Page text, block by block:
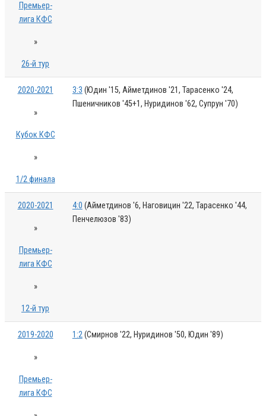
Премьер-
лига КФС
»
26-й тур
2020-2021
»
Кубок КФС
»
1/2 финала
3:3 (Юдин '15, Айметдинов '21, Тарасенко '24,
Пшеничников '45+1, Нуридинов '62, Супрун '70)
2020-2021
»
Премьер-
лига КФС
»
12-й тур
4:0 (Айметдинов '6, Наговицин '22, Тарасенко '44,
Пенчелюзов '83)
2019-2020
»
Премьер-
лига КФС
1:2(Смирнов '22, Нуридинов '50, Юдин '89)